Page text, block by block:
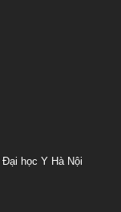
học Y Hà Nội